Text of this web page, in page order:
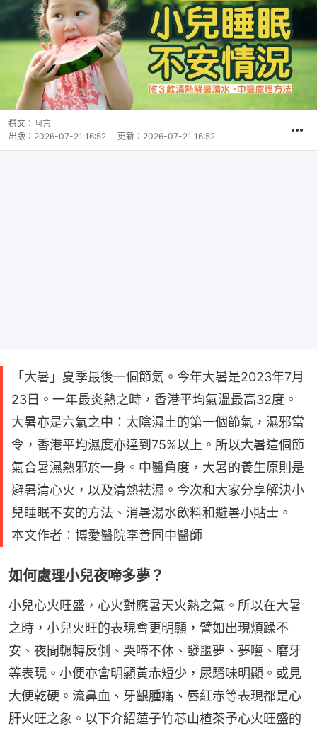
撰文： 阿言
出版： 2026-07-21 16:52 更新： 2026-07-21 16:52
「大暑」夏季最後一個節氣。今年大暑是2023年7月
23日。一年最炎熱之時，香港平均氣溫最高32度。
大暑亦是六氣之中：太陰濕土的第一個節氣，濕邪當
令，香港平均濕度亦達到75%以上。所以大暑這個節
氣合暑濕熱邪於一身。中醫角度，大暑的養生原則是
避暑清心火，以及清熱袪濕。今次和大家分享解決小
兒睡眠不安的方法、消暑湯水飲料和避暑小貼士。
本文作者：博愛醫院李善同中醫師
如何處理小兒夜啼多夢？
小兒心火旺盛，心火對應暑天火熱之氣。所以在大暑
之時，小兒火旺的表現會更明顯，譬如出現煩躁不
安、夜間輾轉反側、哭啼不休、發噩夢、夢囈、磨牙
等表現。小便亦會明顯黃赤短少，尿騷味明顯。或見
大便乾硬。流鼻血、牙齦腫痛、唇紅赤等表現都是心
肝火旺之象。以下介紹蓮子竹芯山楂茶予心火旺盛的